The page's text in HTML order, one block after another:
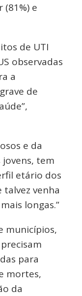
(81%) e
de UTI
observadas
a
de
e da
tem
etário dos
venha
longas.”
municípios,
para
mortes,
da